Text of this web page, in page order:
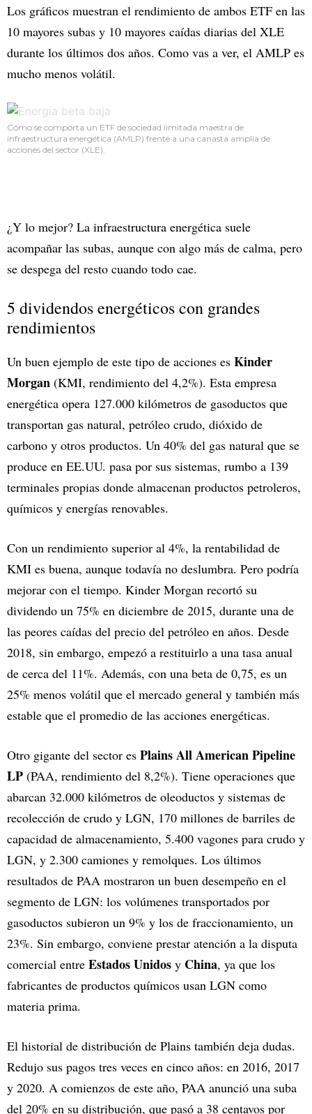
Los gráficos muestran el rendimiento de ambos ETF en las
10 mayores subas y 10 mayores caídas diarias del XLE
durante los últimos dos años. Como vas a ver, el AMLP es
mucho menos volátil.
Cómo se comporta un ETF de sociedad limitada maestra de
infraestructura energética (AMLP) frente a una canasta amplia de
acciones del sector (XLE).
¿Y lo mejor? La infraestructura energética suele
acompañar las subas, aunque con algo más de calma, pero
se despega del resto cuando todo cae.
5 dividendos energéticos con grandes
rendimientos
Un buen ejemplo de este tipo de acciones es Kinder
Morgan (KMI, rendimiento del 4,2%). Esta empresa
energética opera 127.000 kilómetros de gasoductos que
transportan gas natural, petróleo crudo, dióxido de
carbono y otros productos. Un 40% del gas natural que se
produce en EE.UU. pasa por sus sistemas, rumbo a 139
terminales propias donde almacenan productos petroleros,
químicos y energías renovables.
Con un rendimiento superior al 4%, la rentabilidad de
KMI es buena, aunque todavía no deslumbra. Pero podría
mejorar con el tiempo. Kinder Morgan recortó su
dividendo un 75% en diciembre de 2015, durante una de
las peores caídas del precio del petróleo en años. Desde
2018, sin embargo, empezó a restituirlo a una tasa anual
de cerca del 11%. Además, con una beta de 0,75, es un
25% menos volátil que el mercado general y también más
estable que el promedio de las acciones energéticas.
Otro gigante del sector es Plains All American Pipeline
LP (PAA, rendimiento del 8,2%). Tiene operaciones que
abarcan 32.000 kilómetros de oleoductos y sistemas de
recolección de crudo y LGN, 170 millones de barriles de
capacidad de almacenamiento, 5.400 vagones para crudo y
LGN, y 2.300 camiones y remolques. Los últimos
resultados de PAA mostraron un buen desempeño en el
segmento de LGN: los volúmenes transportados por
gasoductos subieron un 9% y los de fraccionamiento, un
23%. Sin embargo, conviene prestar atención a la disputa
comercial entre Estados Unidos y China, ya que los
fabricantes de productos químicos usan LGN como
materia prima.
El historial de distribución de Plains también deja dudas.
Redujo sus pagos tres veces en cinco años: en 2016, 2017
y 2020. A comienzos de este año, PAA anunció una suba
del 20% en su distribución, que pasó a 38 centavos por